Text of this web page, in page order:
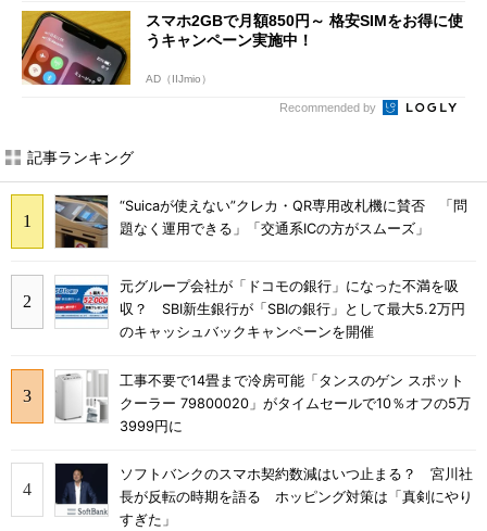
スマホ2GBで月額850円～ 格安SIMをお得に使
うキャンペーン実施中！
AD（IIJmio）
Recommended by
記事ランキング
“Suicaが使えない”クレカ・QR専用改札機に賛否 「問
題なく運用できる」「交通系ICの方がスムーズ」
元グループ会社が「ドコモの銀行」になった不満を吸
収？ SBI新生銀行が「SBIの銀行」として最大5.2万円
のキャッシュバックキャンペーンを開催
工事不要で14畳まで冷房可能「タンスのゲン スポット
クーラー 79800020」がタイムセールで10％オフの5万
3999円に
ソフトバンクのスマホ契約数減はいつ止まる？ 宮川社
長が反転の時期を語る ホッピング対策は「真剣にやり
すぎた」